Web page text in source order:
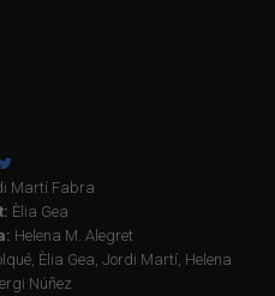
Martí Fabra
Èlia Gea
Helena M. Alegret
Èlia Gea, Jordi Martí, Helena
Núñez